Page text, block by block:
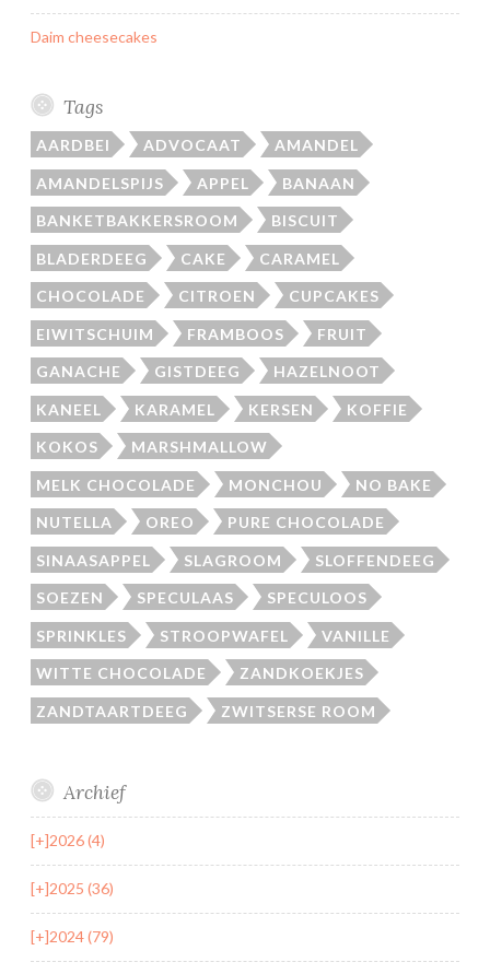
Daim cheesecakes
Tags
AARDBEI ADVOCAAT AMANDEL
AMANDELSPIJS APPEL BANAAN
BANKETBAKKERSROOM BISCUIT
BLADERDEEG CAKE CARAMEL
CHOCOLADE CITROEN CUPCAKES
EIWITSCHUIM FRAMBOOS FRUIT
GANACHE GISTDEEG HAZELNOOT
KANEEL KARAMEL KERSEN KOFFIE
KOKOS MARSHMALLOW
MELK CHOCOLADE MONCHOU NO BAKE
NUTELLA OREO PURE CHOCOLADE
SINAASAPPEL SLAGROOM SLOFFENDEEG
SOEZEN SPECULAAS SPECULOOS
SPRINKLES STROOPWAFEL VANILLE
WITTE CHOCOLADE ZANDKOEKJES
ZANDTAARTDEEG ZWITSERSE ROOM
Archief
[+]2026 (4)
[+]2025 (36)
[+]2024 (79)